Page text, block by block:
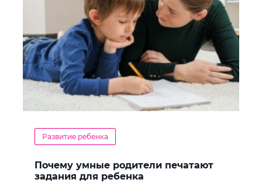
Развитие ребенка
Почему умные родители печатают
задания для ребенка